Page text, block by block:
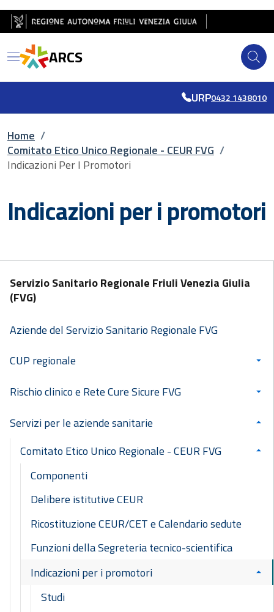
Salta al contenuto principale
Salta al piè di pagina
ARCS
URP0432 1438010
Briciole di pane
Home /
Comitato Etico Unico Regionale - CEUR FVG /
Indicazioni Per I Promotori
Indicazioni per i promotori
Servizio Sanitario Regionale Friuli Venezia Giulia
(FVG)
Aziende del Servizio Sanitario Regionale FVG
CUP regionale
Rischio clinico e Rete Cure Sicure FVG
Servizi per le aziende sanitarie
Comitato Etico Unico Regionale - CEUR FVG
Componenti
Delibere istitutive CEUR
Ricostituzione CEUR/CET e Calendario sedute
Funzioni della Segreteria tecnico-scientifica
Indicazioni per i promotori
Studi